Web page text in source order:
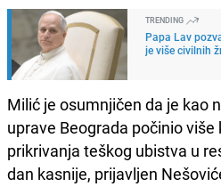
TRENDING
Papa Lav
je više civilnih
Milić je osumnjičen da je kao
uprave Beograda počinio
prikrivanja teškog ubistva u
dan kasnije, prijavljen